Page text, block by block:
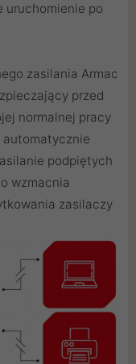
uruchomienie po
zasilania Armac
przed
normalnej pracy
automatycznie
podpiętych
wzmacnia
zasilaczy